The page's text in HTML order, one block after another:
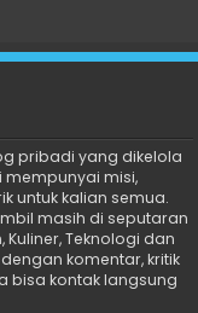
pribadi yang dikelola
mempunyai misi,
untuk kalian semua.
masih di seputaran
Kuliner, Teknologi dan
komentar, kritik
bisa kontak langsung